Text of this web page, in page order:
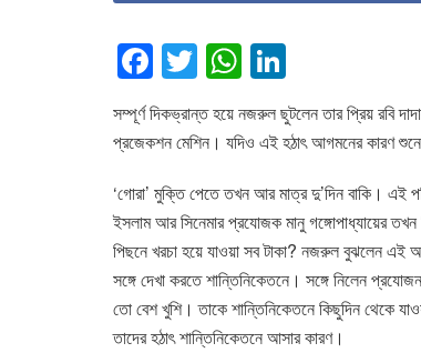
F
a
c
b
o
o
k
T
wi
tt
er
W
h
at
A
p
p
n
k
e
dI
n
সম্পূর্ণ দিকভ্রান্ত হয়ে নজরুল ছুটলেন তার প্রিয় রবি
প্রজেকশন মেশিন। যদিও এই হঠাৎ আগমনের কারণ
‘গোরা’ মুক্তি পেতে তখন আর মাত্র দু’দিন বাকি। এই
ইসলাম আর সিনেমার প্রযোজক মানু গঙ্গোপাধ্যায়ের
পিছনে খরচা হয়ে যাওয়া সব টাকা? নজরুল বুঝলেন এই
সঙ্গে দেখা করতে শান্তিনিকেতনে। সঙ্গে নিলেন
তো বেশ খুশি। তাকে শান্তিনিকেতনে কিছুদিন থেকে
তাদের হঠাৎ শান্তিনিকেতনে আসার কারণ।